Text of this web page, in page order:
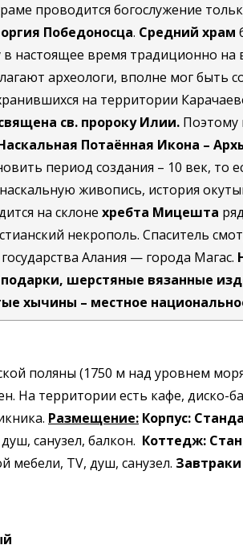
проводится богослужение
Победоносца. Средний храм
в настоящее время традиционно на
археологи, вполне мог быть
на территории
св. пророку Илии. Поэтому
Потаённая Икона –
период создания – 10 век, то
живопись, история
на склоне хребта Мицешта
некрополь. Спаситель
Алания — города Магас.
шерстяные вязанные
хычины – местное
поляны (1750 м над уровнем
На территории есть кафе, диско-
Размещение: Корпус:
санузел, балкон. Коттедж:
мебели, TV, душ, санузел.